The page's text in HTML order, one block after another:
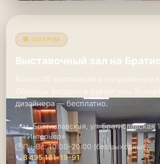
🏢 ШОУРУМ
Выставочный зал на
Более 30 экспозиций в натуральную
Образцы фасадов и фурнитуры.
дизайнера — бесплатно.
📍м. Братиславская, ул. Братиславская
«Интерьер»
🕑Пн–Вс: 10:00–20:00 (без выходных)
📞8 495 181-19-91